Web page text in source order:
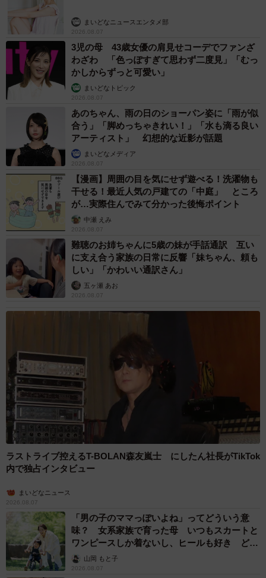
まいどなニュースエンタメ部
2026.08.07
3児の母 43歳女優の肩見せコーデでファンざ
わざわ 「色っぽすぎて思わず二度見」「むっ
かしからずっと可愛い」
まいどなトピック
2026.08.07
あのちゃん、雨の日のショーパン姿に「雨が似
合う」「脚めっちゃきれい！」「水も滴る良い
アーティスト」 幻想的な近影が話題
まいどなメディア
2026.08.07
【漫画】周囲の目を気にせず遊べる！洗濯物も
干せる！最近人気の戸建ての「中庭」 ところ
が…実際住んでみて分かった後悔ポイント
中瀬 えみ
2026.08.07
難聴のお姉ちゃんに5歳の妹が手話通訳 互い
に支え合う家族の日常に反響「妹ちゃん、頼も
しい」「かわいい通訳さん」
五ヶ瀬 あお
2026.08.07
ラストライブ控えるT-BOLAN森友嵐士 にしたん社長がTikTok
内で独占インタビュー
まいどなニュース
2026.08.07
「男の子のママっぽいよね」ってどういう意
味？ 女系家族で育った母 いつもスカートと
ワンピースしか着ないし、ヒールも好き どの
へんが…
山岡 もと子
2026.08.07